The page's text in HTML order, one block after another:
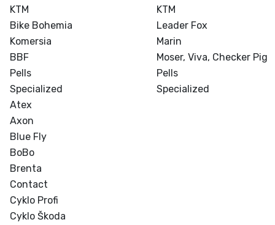
KTM
KTM
Bike Bohemia
Leader Fox
Komersia
Marin
BBF
Moser, Viva, Checker Pig
Pells
Pells
Specialized
Specialized
Atex
Axon
Blue Fly
BoBo
Brenta
Contact
Cyklo Profi
Cyklo Škoda